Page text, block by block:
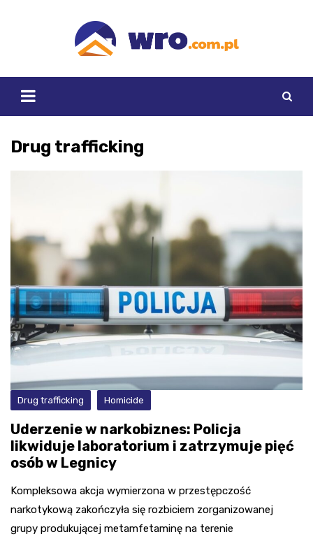
Drug trafficking
Drug trafficking Homicide
Uderzenie w narkobiznes: Policja
likwiduje laboratorium i zatrzymuje pięć
osób w Legnicy
Kompleksowa akcja wymierzona w przestępczość
narkotykową zakończyła się rozbiciem zorganizowanej
grupy produkującej metamfetaminę na terenie